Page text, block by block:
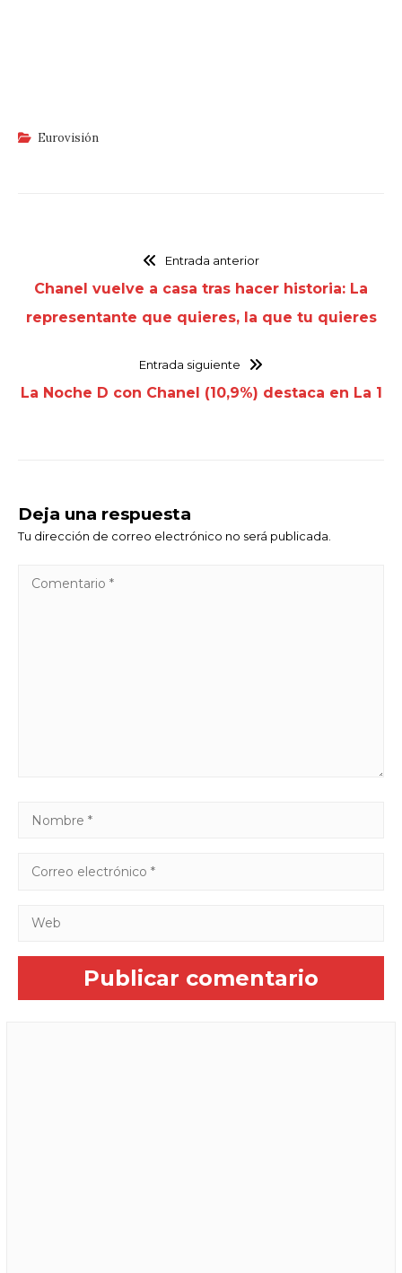
Eurovisión
Entrada anterior
Chanel vuelve a casa tras hacer historia: La
representante que quieres, la que tu quieres
Entrada siguiente
La Noche D con Chanel (10,9%) destaca en La 1
Deja una respuesta
Tu dirección de correo electrónico no será publicada.